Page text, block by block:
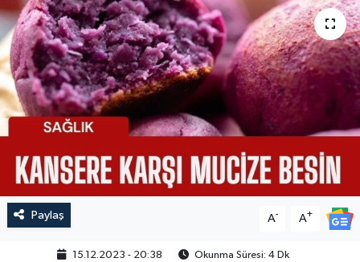
Paylaş A- A+
15.12.2023 - 20:38 Okunma Süresi: 4 Dk